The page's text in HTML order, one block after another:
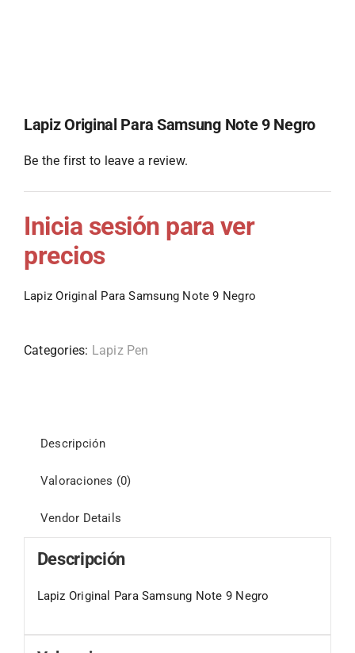
Lapiz Original Para Samsung Note 9 Negro
Be the first to leave a review.
Inicia sesión para ver
precios
Lapiz Original Para Samsung Note 9 Negro
Categories: Lapiz Pen
Descripción
Valoraciones (0)
Vendor Details
Descripción
Lapiz Original Para Samsung Note 9 Negro